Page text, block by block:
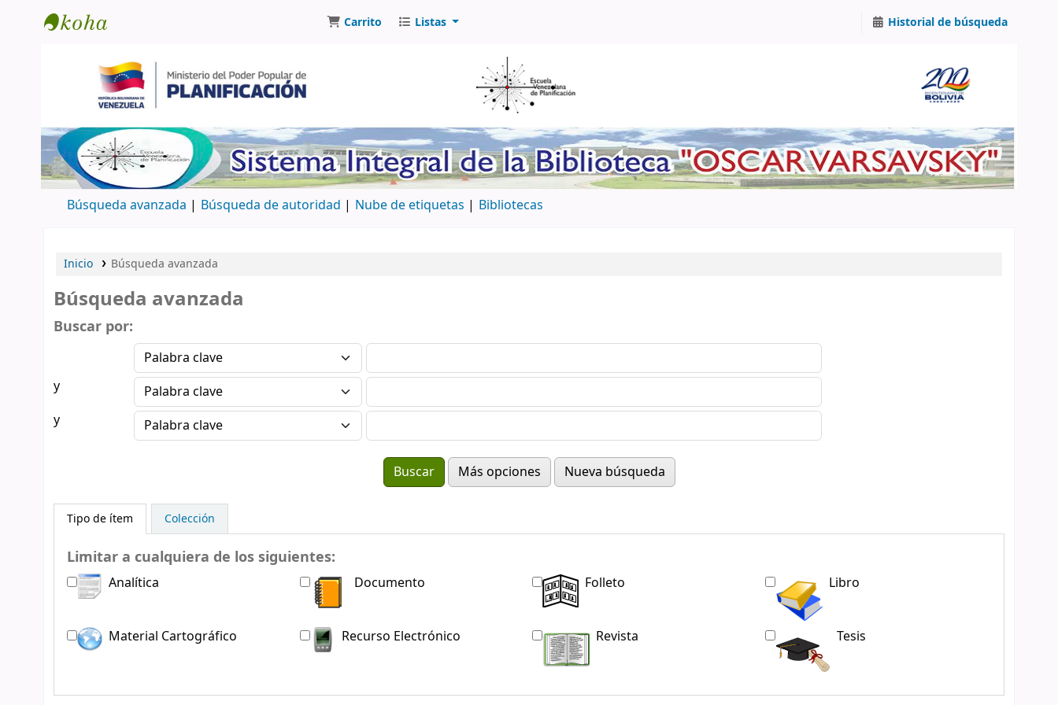
Carrito Listas Historial de búsqueda
Búsqueda avanzada Búsqueda de autoridad Nube de etiquetas Bibliotecas
Inicio Búsqueda avanzada
Búsqueda avanzada
Buscar por:
y
y
Más opciones Nueva búsqueda
Tipo de ítem Colección
Limitar a cualquiera de los siguientes:
Analítica Documento Folleto Libro
Material Cartográfico Recurso Electrónico Revista Tesis